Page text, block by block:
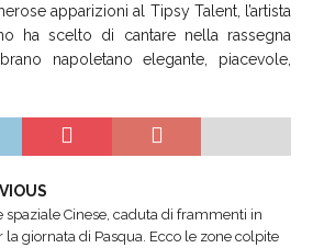
apparizioni al Tipsy Talent, l’artista
ha scelto di cantare nella rassegna
napoletano elegante, piacevole,
spaziale Cinese, caduta di frammenti in
la giornata di Pasqua. Ecco le zone colpite